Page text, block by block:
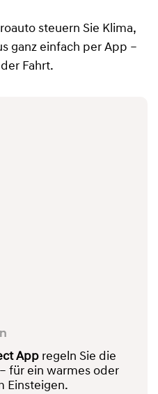
steuern Sie Klima,
ganz einfach per App –
Fahrt.
App regeln Sie die
für ein warmes oder
Einsteigen.